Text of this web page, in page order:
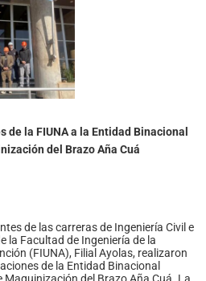
la FIUNA a la Entidad Binacional
del Brazo Aña Cuá
de las carreras de Ingeniería Civil e
la Facultad de Ingeniería de la
(FIUNA), Filial Ayolas, realizaron
de la Entidad Binacional